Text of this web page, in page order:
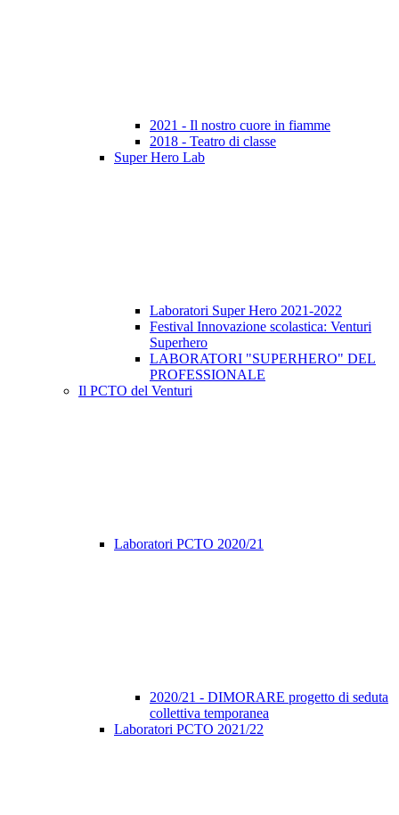
2021 - Il nostro cuore in fiamme
2018 - Teatro di classe
Super Hero Lab
Laboratori Super Hero 2021-2022
Festival Innovazione scolastica: Venturi
Superhero
LABORATORI "SUPERHERO" DEL
PROFESSIONALE
Il PCTO del Venturi
Laboratori PCTO 2020/21
2020/21 - DIMORARE progetto di seduta
collettiva temporanea
Laboratori PCTO 2021/22